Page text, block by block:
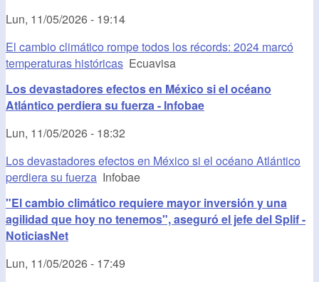
Lun, 11/05/2026 - 19:14
El cambio climático rompe todos los récords: 2024 marcó
temperaturas históricas Ecuavisa
Los devastadores efectos en México si el océano
Atlántico perdiera su fuerza - Infobae
Lun, 11/05/2026 - 18:32
Los devastadores efectos en México si el océano Atlántico
perdiera su fuerza Infobae
"El cambio climático requiere mayor inversión y una
agilidad que hoy no tenemos", aseguró el jefe del Splif -
NoticiasNet
Lun, 11/05/2026 - 17:49